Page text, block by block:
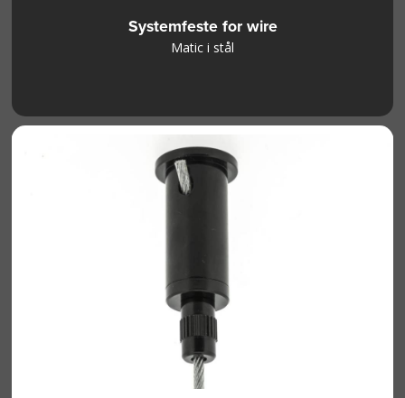
Systemfeste for wire
Matic i stål